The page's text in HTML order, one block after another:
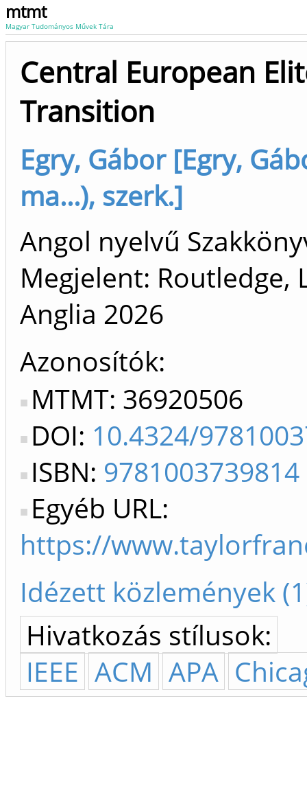
mtmt
Magyar Tudományos Művek Tára
Central European
Transition
Egry, Gábor [Egry,
ma...), szerk.]
Angol nyelvű
Megjelent: Routledge,
Anglia 2026
Azonosítók
MTMT: 36920506
DOI: 10.4324/
ISBN: 9781003739814
Egyéb URL:
https://
Idézett közlemények
Hivatkozás stílusok:
IEEE ACM APA